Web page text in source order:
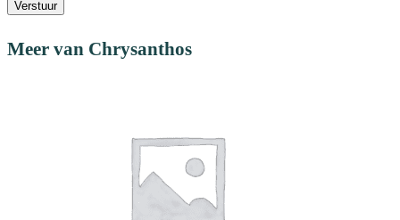
Verstuur
Meer van Chrysanthos